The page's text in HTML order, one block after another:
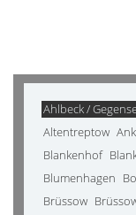
Ahlbeck /
Altentreptow
Blankenhof
Blumenhagen
Brüssow